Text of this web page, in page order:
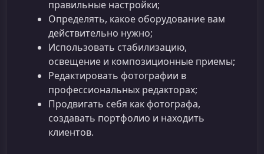
правильные настройки;
Определять, какое оборудование вам
действительно нужно;
Использовать стабилизацию,
освещение и композиционные приемы;
Редактировать фотографии в
профессиональных редакторах;
Продвигать себя как фотографа,
создавать портфолио и находить
клиентов.